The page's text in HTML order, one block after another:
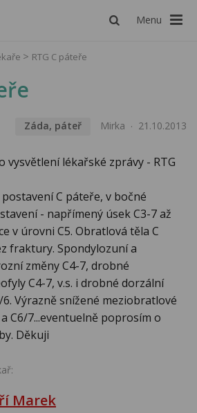
Menu
RTG C páteře
Záda, páteř Mirka 21.10.2013
vysvětlení lékařské zprávy - RTG
C páteře, v bočné
- napřímený úsek C3-7 až
v úrovni C5. Obratlová těla C
fraktury. Spondylozuní a
změny C4-7, drobné
C4-7, v.s. i drobné dorzální
Výrazně snížené meziobratlové
C6/7...eventuelně poprosím o
Děkuji
Marek